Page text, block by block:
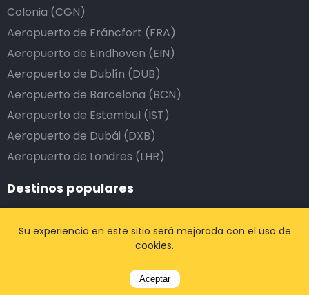
Colonia (CGN)
Aeropuerto de Fráncfort (FRA)
Aeropuerto de Eindhoven (EIN)
Aeropuerto de Dublín (DUB)
Aeropuerto de Barcelona (BCN)
Aeropuerto de Estambul (IST)
Aeropuerto de Dubái (DXB)
Aeropuerto de Londres (LHR)
Destinos populares
Amberes, Bélgica
Su experiencia en este sitio será mejorada con el uso de
cookies.
Aceptar